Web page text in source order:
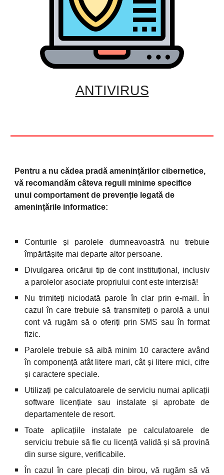
ANTIVIRUS
Pentru a nu cădea pradă amenințărilor cibernetice,
vă recomandăm câteva reguli minime specifice
unui comportament de prevenție legată de
amenințările informatice:
Conturile și parolele dumneavoastră nu trebuie
împărtășite mai departe altor persoane.
Divulgarea oricărui tip de cont instituțional, inclusiv
a parolelor asociate propriului cont este interzisă!
Nu trimiteți niciodată parole în clar prin e-mail. În
cazul în care trebuie să transmiteți o parolă a unui
cont vă rugăm să o oferiți prin SMS sau în format
fizic.
Parolele trebuie să aibă minim 10 caractere având
în componență atât litere mari, cât și litere mici, cifre
și caractere speciale.
Utilizați pe calculatoarele de serviciu numai aplicații
software licențiate sau instalate și aprobate de
departamentele de resort.
Toate aplicațiile instalate pe calculatoarele de
serviciu trebuie să fie cu licență validă și să provină
din surse sigure, verificabile.
În cazul în care plecați din birou, vă rugăm să vă